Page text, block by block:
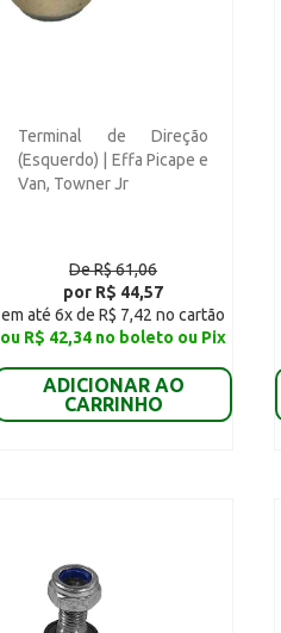
Terminal de Direção
(Esquerdo) | Effa Picape e
Van, Towner Jr
De R$ 61,06
por R$ 44,57
em até 6x de R$ 7,42 no cartão
ou R$ 42,34 no boleto ou Pix
ADICIONAR AO
CARRINHO